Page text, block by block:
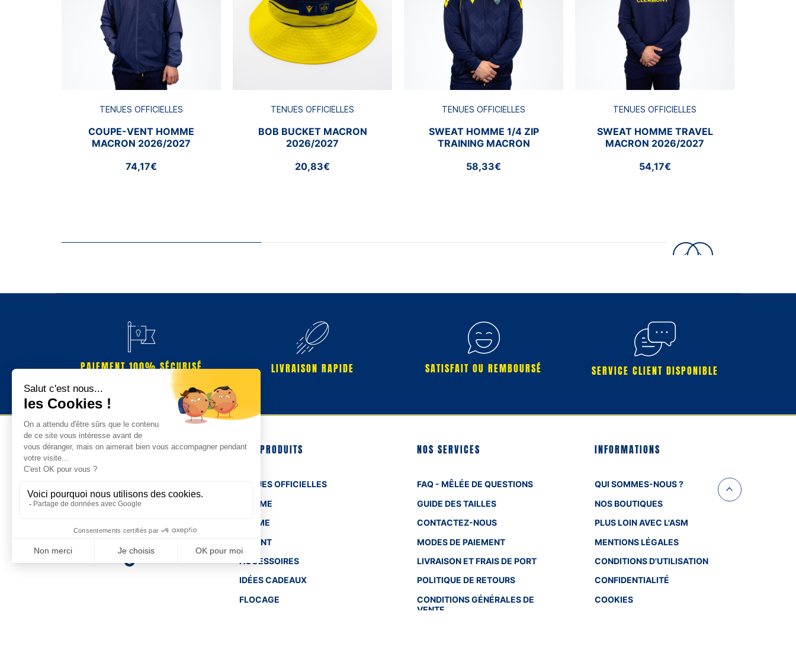
TENUES OFFICIELLES
COUPE-VENT HOMME
MACRON 2026/2027
74,17€
TENUES OFFICIELLES
BOB BUCKET MACRON
2026/2027
20,83€
TENUES OFFICIELLES
SWEAT HOMME 1/4 ZIP
TRAINING MACRON
58,33€
TENUES OFFICIELLES
SWEAT HOMME TRAVEL
MACRON 2026/2027
54,17€
PAIEMENT 100% SÉCURISÉ LIVRAISON RAPIDE SATISFAIT OU REMBOURSÉ SERVICE CLIENT DISPONIBLE
NOS PRODUITS
TENUES OFFICIELLES
HOMME
FEMME
ENFANT
ACCESSOIRES
IDÉES CADEAUX
FLOCAGE
NOS SERVICES
FAQ - MÊLÉE DE QUESTIONS
GUIDE DES TAILLES
CONTACTEZ-NOUS
MODES DE PAIEMENT
LIVRAISON ET FRAIS DE PORT
POLITIQUE DE RETOURS
CONDITIONS GÉNÉRALES DE
VENTE
INFORMATIONS
QUI SOMMES-NOUS ?
NOS BOUTIQUES
PLUS LOIN AVEC L'ASM
MENTIONS LÉGALES
CONDITIONS D'UTILISATION
CONFIDENTIALITÉ
COOKIES